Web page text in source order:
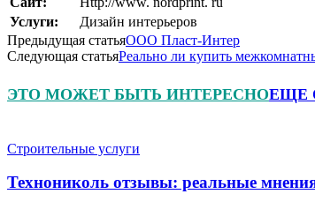
Услуги:
Дизайн интерьеров
Предыдущая статьяООО Пласт-Интер
Следующая статьяРеально ли купить
ЭТО МОЖЕТ БЫТЬ ИНТЕРЕСНОЕЩЕ
Строительные услуги
Технониколь отзывы: реальные